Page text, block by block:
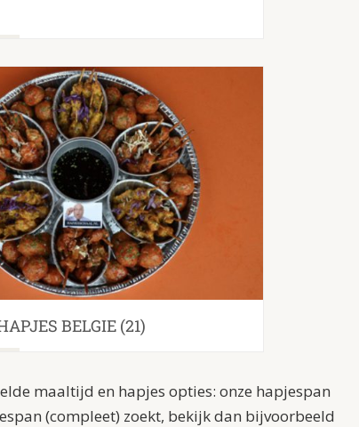
BELGIE (21)
maaltijd en hapjes opties: onze hapjespan
(compleet) zoekt, bekijk dan bijvoorbeeld